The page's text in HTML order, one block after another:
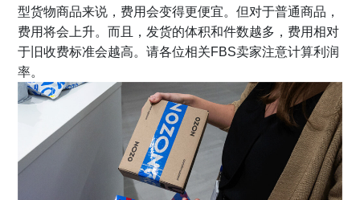
型货物商品来说，费用会变得更便宜。但对于普通商品，
费用将会上升。而且，发货的体积和件数越多，费用相对
于旧收费标准会越高。请各位相关FBS卖家注意计算利润
率。